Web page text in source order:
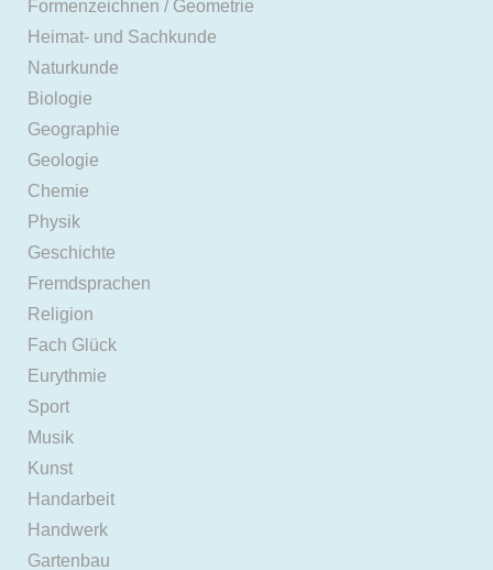
Formenzeichnen / Geometrie
Heimat- und Sachkunde
Naturkunde
Biologie
Geographie
Geologie
Chemie
Physik
Geschichte
Fremdsprachen
Religion
Fach Glück
Eurythmie
Sport
Musik
Kunst
Handarbeit
Handwerk
Gartenbau